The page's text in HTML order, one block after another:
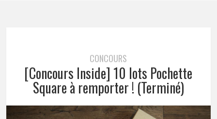
CONCOURS
[Concours Inside] 10 lots Pochette
Square à remporter ! (Terminé)